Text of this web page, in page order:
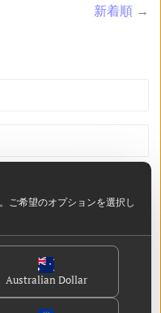
新着順 →
。ご希望のオプションを選択し
Australian Dollar